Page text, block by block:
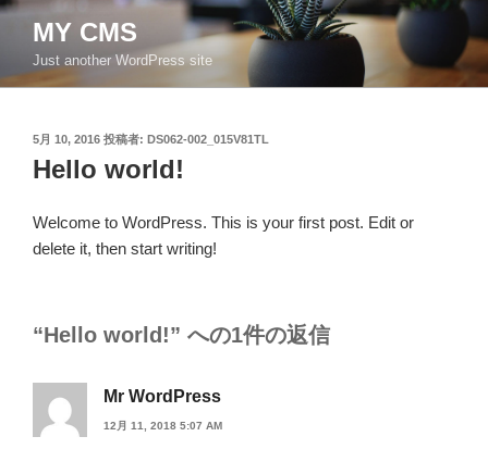
コ
ン
MY CMS
Just another WordPress site
投
稿
日:
5月 10, 2016 投稿者: DS062-002_015V81TL
Hello world!
Welcome to WordPress. This is your first post. Edit or
delete it, then start writing!
“Hello world!” への1件の返信
Mr WordPress
12月 11, 2018 5:07 AM